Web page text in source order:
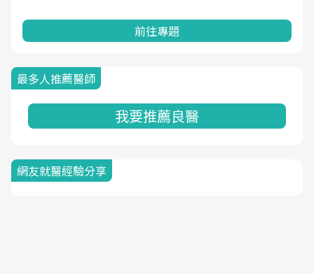
前往專題
最多人推薦醫師
我要推薦良醫
網友就醫經驗分享